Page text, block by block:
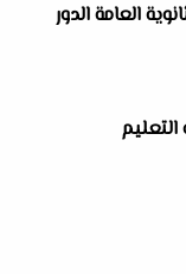
العامة الدور
التعليم